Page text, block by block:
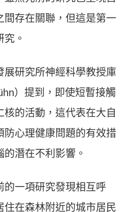
間存在關聯，但這是第一
。
展研究所神經科學教授庫
）提到，即使短暫接觸
的活動，這代表在大自
防心理健康問題的有效措
潛在不利影響。
的一項研究發現相互呼
住在森林附近的城市居民